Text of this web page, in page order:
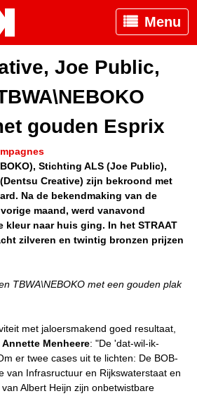
Menu
Joe Public,
gouden Esprix
Stichting ALS (Joe Public),
Creative) zijn bekroond met
Na de bekendmaking van de
maand, werd vanavond
kleur naar huis ging. In het STRAAT
zilveren en twintig bronzen prijzen
TBWA\NEBOKO met een gouden plak
met jaloersmakend goed resultaat,
Annette Menheere: "De 'dat-wil-ik-
er twee cases uit te lichten: De BOB-
van Infrasructuur en Rijkswaterstaat en
Albert Heijn zijn onbetwistbare